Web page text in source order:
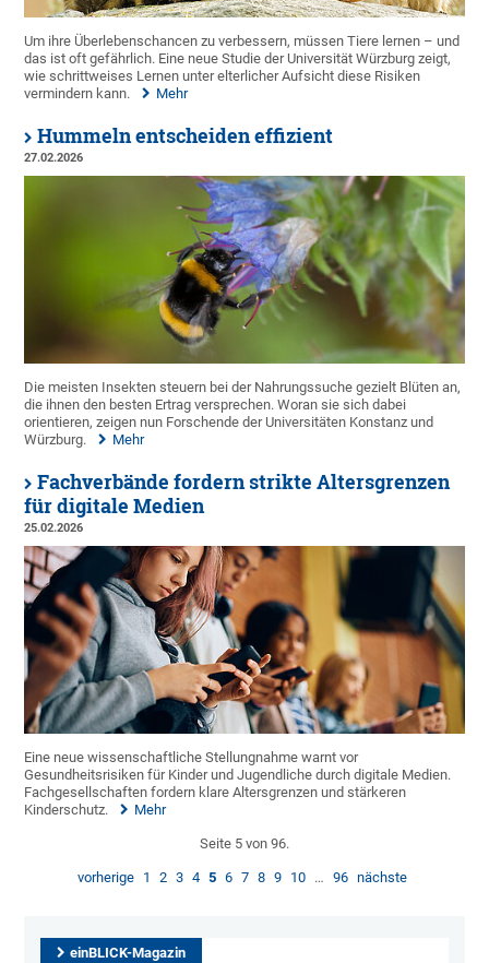
Um ihre Überlebenschancen zu verbessern, müssen Tiere lernen – und
das ist oft gefährlich. Eine neue Studie der Universität Würzburg zeigt,
wie schrittweises Lernen unter elterlicher Aufsicht diese Risiken
vermindern kann.
Mehr
Hummeln entscheiden effizient
27.02.2026
Die meisten Insekten steuern bei der Nahrungssuche gezielt Blüten an,
die ihnen den besten Ertrag versprechen. Woran sie sich dabei
orientieren, zeigen nun Forschende der Universitäten Konstanz und
Würzburg.
Mehr
Fachverbände fordern strikte Altersgrenzen
für digitale Medien
25.02.2026
Eine neue wissenschaftliche Stellungnahme warnt vor
Gesundheitsrisiken für Kinder und Jugendliche durch digitale Medien.
Fachgesellschaften fordern klare Altersgrenzen und stärkeren
Kinderschutz.
Mehr
Seite 5 von 96.
vorherige 1 2 3 4 5 6 7 8 9 10 … 96 nächste
einBLICK-Magazin